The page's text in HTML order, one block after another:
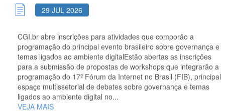
29 JUL 2026
CGI.br abre inscrições para atividades que comporão a
programação do principal evento brasileiro sobre governança e
temas ligados ao ambiente digitalEstão abertas as inscrições
para a submissão de propostas de workshops que integrarão a
programação do 17º Fórum da Internet no Brasil (FIB), principal
espaço multissetorial de debates sobre governança e temas
ligados ao ambiente digital no...
VEJA MAIS